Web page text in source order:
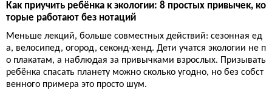
Как приучить ребёнка к экологии: 8 простых привычек, ко
торые работают без нотаций
Меньше лекций, больше совместных действий: сезонная ед
а, велосипед, огород, секонд-хенд. Дети учатся экологии не п
о плакатам, а наблюдая за привычками взрослых. Призывать
ребёнка спасать планету можно сколько угодно, но без собст
венного примера это просто шум.